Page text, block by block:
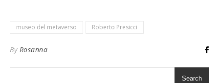
museo del metaverso Roberto Presicci
By Rosanna
Search